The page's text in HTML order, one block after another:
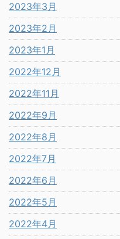
2023年3月
2023年2月
2023年1月
2022年12月
2022年11月
2022年9月
2022年8月
2022年7月
2022年6月
2022年5月
2022年4月